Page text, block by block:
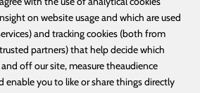
on website usage and which are used
and tracking cookies (both from
partners) that help decide which
off our site, measure theaudience
enable you to like or share things directly
All rights reserved.